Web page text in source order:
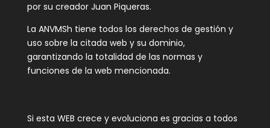
por su creador Juan Piqueras.
La ANVMSh tiene todos los derechos de gestión y
uso sobre la citada web y su dominio,
garantizando la totalidad de las normas y
funciones de la web mencionada.
Si esta WEB crece y evoluciona es gracias a todos